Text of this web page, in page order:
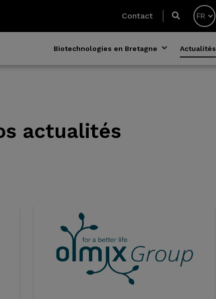
Contact
Biotechnologies en Bretagne Actualités
actualités